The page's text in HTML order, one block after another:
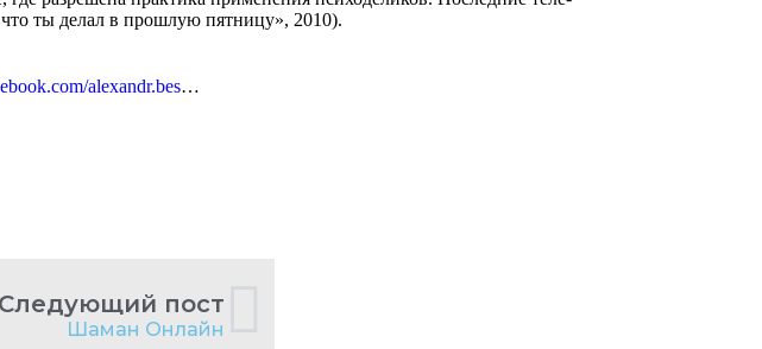
ты делал в прошлую пятницу», 2010).
alexandr.bes…
Следующий пост
Шаман Онлайн